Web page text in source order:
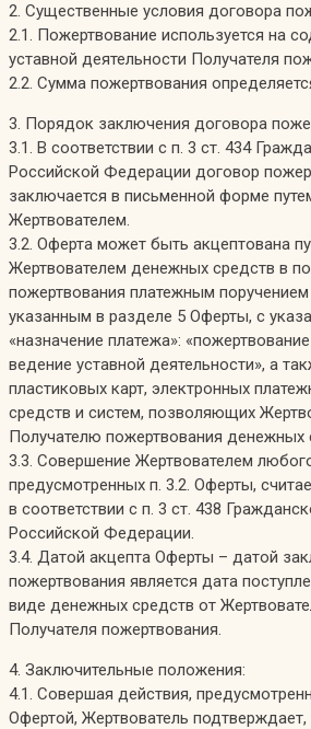
2. Существенные условия договора
2.1. Пожертвование используется на
уставной деятельности Получателя
2.2. Сумма пожертвования
3. Порядок заключения договора
3.1. В соответствии с п. 3 ст. 434
Российской Федерации договор
заключается в письменной форме
Жертвователем.
3.2. Оферта может быть акцептована
Жертвователем денежных средств в
пожертвования платежным
указанным в разделе 5 Оферты, с
«назначение платежа»:
ведение уставной деятельности», а
пластиковых карт, электронных
средств и систем, позволяющих
Получателю пожертвования денежных
3.3. Совершение Жертвователем
предусмотренных п. 3.2. Оферты,
в соответствии с п. 3 ст. 438
Российской Федерации.
3.4. Датой акцепта Оферты – датой
пожертвования является дата
виде денежных средств от
Получателя пожертвования.
4. Заключительные положения:
4.1. Совершая действия,
Офертой, Жертвователь